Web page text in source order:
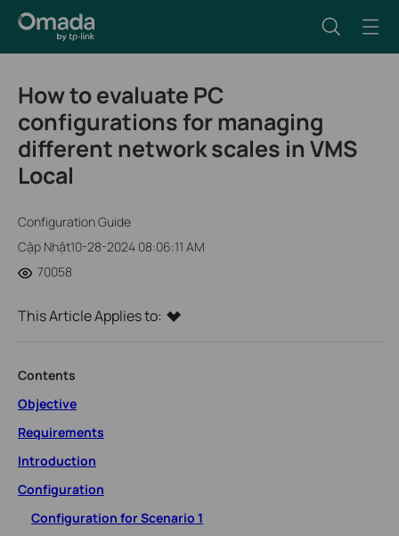
How to evaluate PC
configurations for managing
different network scales in VMS
Local
Configuration Guide
Cập Nhật10-28-2024 08:06:11 AM
70058
This Article Applies to:
Contents
Objective
Requirements
Introduction
Configuration
Configuration for Scenario 1